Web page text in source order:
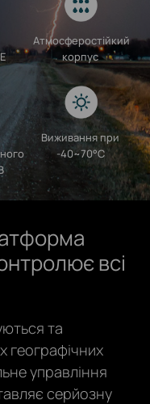
Атмосферостійкий
корпус
Виживання при
-40~70°C
всі
та
географічних
управління
серйозну